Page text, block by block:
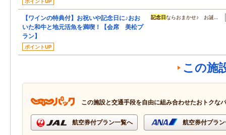
【ワインの特典付】お祝いや記念日に♪おお
いた和牛と地元活魚を満喫！【会席 美松プ
ラン】
ポイントUP
記念日ならおまかせ♪ お誕…
この施
この施設と交通手段を自由に組み合わせたおトクな
航空券付プラン一覧へ 航空券付プラ